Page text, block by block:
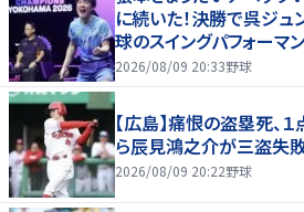
に続いた！決勝で呉ジ
球のスイングパフォーマ
2026/08/09 20:33野球
【広島】痛恨の盗塁死、
ら辰見鴻之介が三盗失
2026/08/09 20:22野球